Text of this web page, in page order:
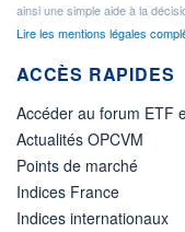
ainsi une simple aide à la
Lire les mentions légales
ACCÈS RAPIDES
Accéder au forum ETF
Actualités OPCVM
Points de marché
Indices France
Indices internationaux